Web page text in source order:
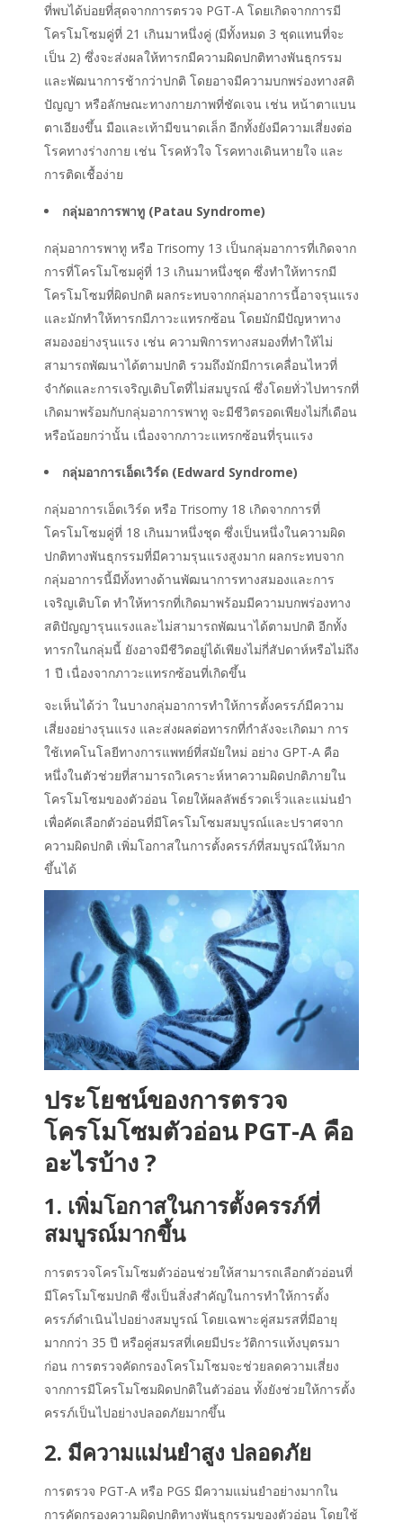
ที่พบได้บ่อยที่สุดจากการตรวจ PGT-A โดยเกิดจากการมี
โครโมโซมคู่ที่ 21 เกินมาหนึ่งคู่ (มีทั้งหมด 3 ชุดแทนที่จะ
เป็น 2) ซึ่งจะส่งผลให้ทารกมีความผิดปกติทางพันธุกรรม
และพัฒนาการช้ากว่าปกติ โดยอาจมีความบกพร่องทางสติ
ปัญญา หรือลักษณะทางกายภาพที่ชัดเจน เช่น หน้าตาแบน
ตาเอียงขึ้น มือและเท้ามีขนาดเล็ก อีกทั้งยังมีความเสี่ยงต่อ
โรคทางร่างกาย เช่น โรคหัวใจ โรคทางเดินหายใจ และ
การติดเชื้อง่าย
กลุ่มอาการพาทู (Patau Syndrome)
กลุ่มอาการพาทู หรือ Trisomy 13 เป็นกลุ่มอาการที่เกิดจาก
การที่โครโมโซมคู่ที่ 13 เกินมาหนึ่งชุด ซึ่งทำให้ทารกมี
โครโมโซมที่ผิดปกติ ผลกระทบจากกลุ่มอาการนี้อาจรุนแรง
และมักทำให้ทารกมีภาวะแทรกซ้อน โดยมักมีปัญหาทาง
สมองอย่างรุนแรง เช่น ความพิการทางสมองที่ทำให้ไม่
สามารถพัฒนาได้ตามปกติ รวมถึงมักมีการเคลื่อนไหวที่
จำกัดและการเจริญเติบโตที่ไม่สมบูรณ์ ซึ่งโดยทั่วไปทารกที่
เกิดมาพร้อมกับกลุ่มอาการพาทู จะมีชีวิตรอดเพียงไม่กี่เดือน
หรือน้อยกว่านั้น เนื่องจากภาวะแทรกซ้อนที่รุนแรง
กลุ่มอาการเอ็ดเวิร์ด (Edward Syndrome)
กลุ่มอาการเอ็ดเวิร์ด หรือ Trisomy 18 เกิดจากการที่
โครโมโซมคู่ที่ 18 เกินมาหนึ่งชุด ซึ่งเป็นหนึ่งในความผิด
ปกติทางพันธุกรรมที่มีความรุนแรงสูงมาก ผลกระทบจาก
กลุ่มอาการนี้มีทั้งทางด้านพัฒนาการทางสมองและการ
เจริญเติบโต ทำให้ทารกที่เกิดมาพร้อมมีความบกพร่องทาง
สติปัญญารุนแรงและไม่สามารถพัฒนาได้ตามปกติ อีกทั้ง
ทารกในกลุ่มนี้ ยังอาจมีชีวิตอยู่ได้เพียงไม่กี่สัปดาห์หรือไม่ถึง
1 ปี เนื่องจากภาวะแทรกซ้อนที่เกิดขึ้น
จะเห็นได้ว่า ในบางกลุ่มอาการทำให้การตั้งครรภ์มีความ
เสี่ยงอย่างรุนแรง และส่งผลต่อทารกที่กำลังจะเกิดมา การ
ใช้เทคโนโลยีทางการแพทย์ที่สมัยใหม่ อย่าง GPT-A คือ
หนึ่งในตัวช่วยที่สามารถวิเคราะห์หาความผิดปกติภายใน
โครโมโซมของตัวอ่อน โดยให้ผลลัพธ์รวดเร็วและแม่นยำ
เพื่อคัดเลือกตัวอ่อนที่มีโครโมโซมสมบูรณ์และปราศจาก
ความผิดปกติ เพิ่มโอกาสในการตั้งครรภ์ที่สมบูรณ์ให้มาก
ขึ้นได้
ประโยชน์ของการตรวจ
โครโมโซมตัวอ่อน PGT-A คือ
อะไรบ้าง ?
1. เพิ่มโอกาสในการตั้งครรภ์ที่
สมบูรณ์มากขึ้น
การตรวจโครโมโซมตัวอ่อนช่วยให้สามารถเลือกตัวอ่อนที่
มีโครโมโซมปกติ ซึ่งเป็นสิ่งสำคัญในการทำให้การตั้ง
ครรภ์ดำเนินไปอย่างสมบูรณ์ โดยเฉพาะคู่สมรสที่มีอายุ
มากกว่า 35 ปี หรือคู่สมรสที่เคยมีประวัติการแท้งบุตรมา
ก่อน การตรวจคัดกรองโครโมโซมจะช่วยลดความเสี่ยง
จากการมีโครโมโซมผิดปกติในตัวอ่อน ทั้งยังช่วยให้การตั้ง
ครรภ์เป็นไปอย่างปลอดภัยมากขึ้น
2. มีความแม่นยำสูง ปลอดภัย
การตรวจ PGT-A หรือ PGS มีความแม่นยำอย่างมากใน
การคัดกรองความผิดปกติทางพันธุกรรมของตัวอ่อน โดยใช้